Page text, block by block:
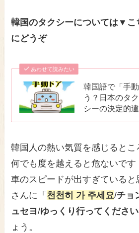
韓国のタクシーについては▼こ
にどうぞ
あわせて読みたい
韓国語で「手
う？日本のタ
シーの決定的
韓国人の熱い気質を感じるとこ
何でも度を越えると危ないです
車のスピードが出すぎている
さんに「 천천히 가 주세요/チ
ュセヨ/ゆっくり行ってください
ょう。